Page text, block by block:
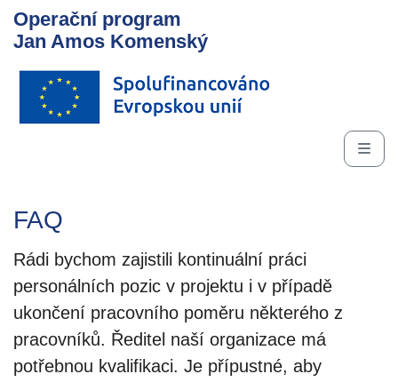
Operační program
Jan Amos Komenský
FAQ
Rádi bychom zajistili kontinuální práci
personálních pozic v projektu i v případě
ukončení pracovního poměru některého z
pracovníků. Ředitel naší organizace má
potřebnou kvalifikaci. Je přípustné, aby